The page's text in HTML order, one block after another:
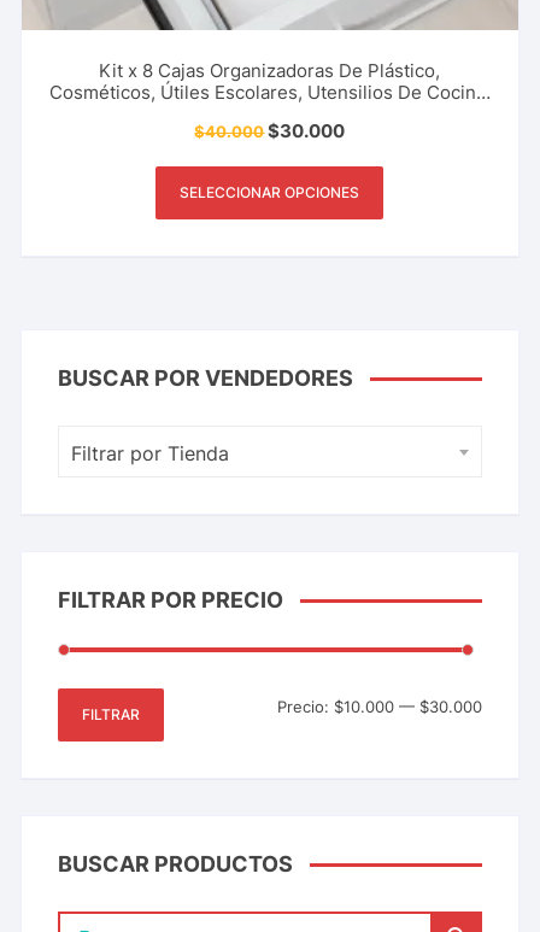
Kit x 8 Cajas Organizadoras De Plástico,
Cosméticos, Útiles Escolares, Utensilios De Cocina,
Más.
$40.000$30.000
SELECCIONAR OPCIONES
BUSCAR POR VENDEDORES
Filtrar por Tienda
FILTRAR POR PRECIO
FILTRAR Precio: $10.000— $30.000
BUSCAR PRODUCTOS